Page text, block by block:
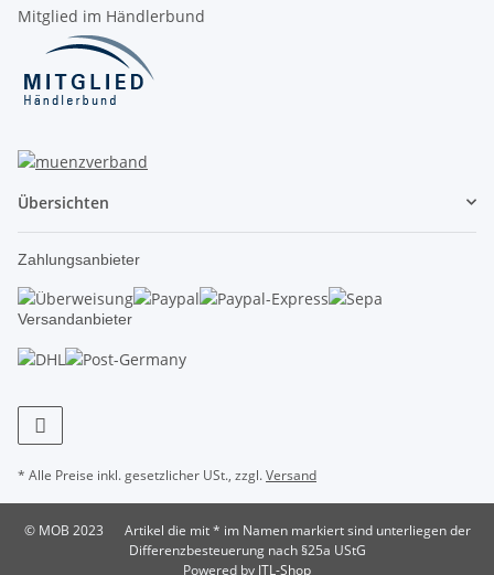
Mitglied im Händlerbund
Übersichten
Zahlungsanbieter
Versandanbieter
* Alle Preise inkl. gesetzlicher USt., zzgl.Versand
© MOB 2023
Artikel die mit * im Namen markiert sind unterliegen der
Differenzbesteuerung nach §25a UStG
Powered by JTL-Shop